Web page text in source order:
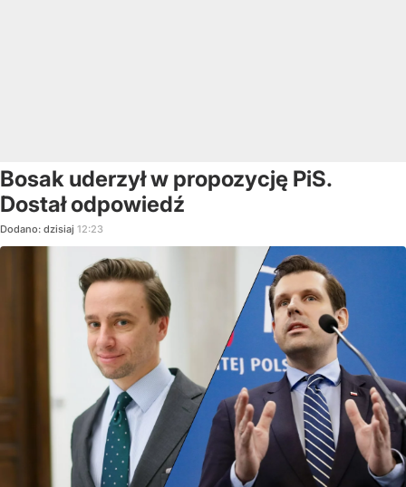
Bosak uderzył w propozycję PiS.
Dostał odpowiedź
Dodano: dzisiaj 12:23